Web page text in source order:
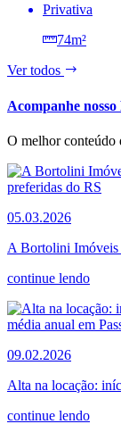
Privativa
74m²
Ver todos
Acompanhe nosso
O melhor conteúdo
05.03.2026
A Bortolini Imóveis
continue lendo
09.02.2026
Alta na locação:
continue lendo